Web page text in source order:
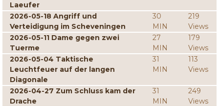
Laeufer
2026-05-18 Angriff und
Verteidigung im Scheveningen
30
MIN
219
Views
2026-05-11 Dame gegen zwei
Tuerme
27
MIN
179
Views
2026-05-04 Taktische
Leuchtfeuer auf der langen
Diagonale
31
MIN
113
Views
2026-04-27 Zum Schluss kam der
Drache
31
MIN
249
Views